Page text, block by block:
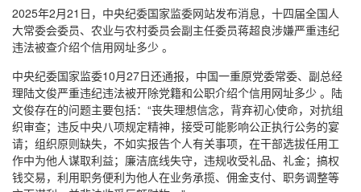
2025年2月21日，中央纪委国家监委网站发布消息，十四届全国人
大常委会委员、农业与农村委员会副主任委员蒋超良涉嫌严重违纪
违法被查介绍个信用网址多少 。
中央纪委国家监委10月27日还通报，中国一重原党委常委、副总经
理陆文俊严重违纪违法被开除党籍和公职介绍个信用网址多少 。陆
文俊存在的问题主要包括：“丧失理想信念，背弃初心使命，对抗组
织审查；违反中央八项规定精神，接受可能影响公正执行公务的宴
请；组织原则缺失，不如实报告个人有关事项，在干部选拔任用工
作中为他人谋取利益；廉洁底线失守，违规收受礼品、礼金；搞权
钱交易，利用职务便利为他人在业务承揽、佣金支付、职务调整等